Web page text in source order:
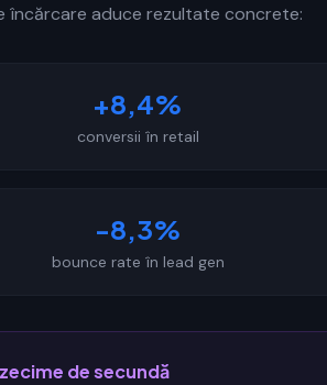
încărcare aduce rezultate concrete:
+8,4%
conversii în retail
-8,3%
bounce rate în lead gen
de secundă